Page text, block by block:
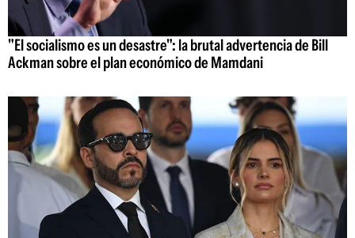
"El socialismo es un desastre": la brutal advertencia de Bill
Ackman sobre el plan económico de Mamdani